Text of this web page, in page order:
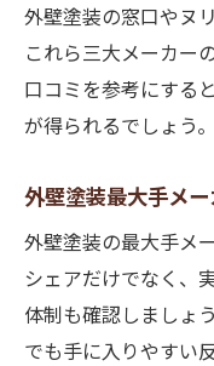
外壁塗装の窓口やヌ
これら三大メーカー
口コミを参考にする
が得られるでしょう。
外壁塗装最大手メ
外壁塗装の最大手メ
シェアだけでなく、
体制も確認しましょ
でも手に入りやすい